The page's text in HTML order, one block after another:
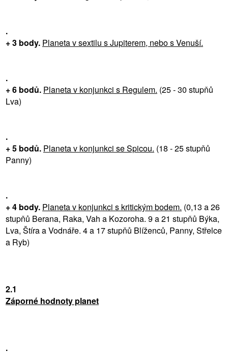
.
+ 3 body. Planeta v sextilu s Jupiterem, nebo s Venuší.
.
+ 6 bodů. Planeta v konjunkci s Regulem. (25 - 30 stupňů
Lva)
.
+ 5 bodů. Planeta v konjunkci se Spicou. (18 - 25 stupňů
Panny)
.
+ 4 body. Planeta v konjunkci s kritickým bodem. (0,13 a 26
stupňů Berana, Raka, Vah a Kozoroha. 9 a 21 stupňů Býka,
Lva, Štíra a Vodnáře. 4 a 17 stupňů Blíženců, Panny, Střelce
a Ryb)
2.1
Záporné hodnoty planet
.